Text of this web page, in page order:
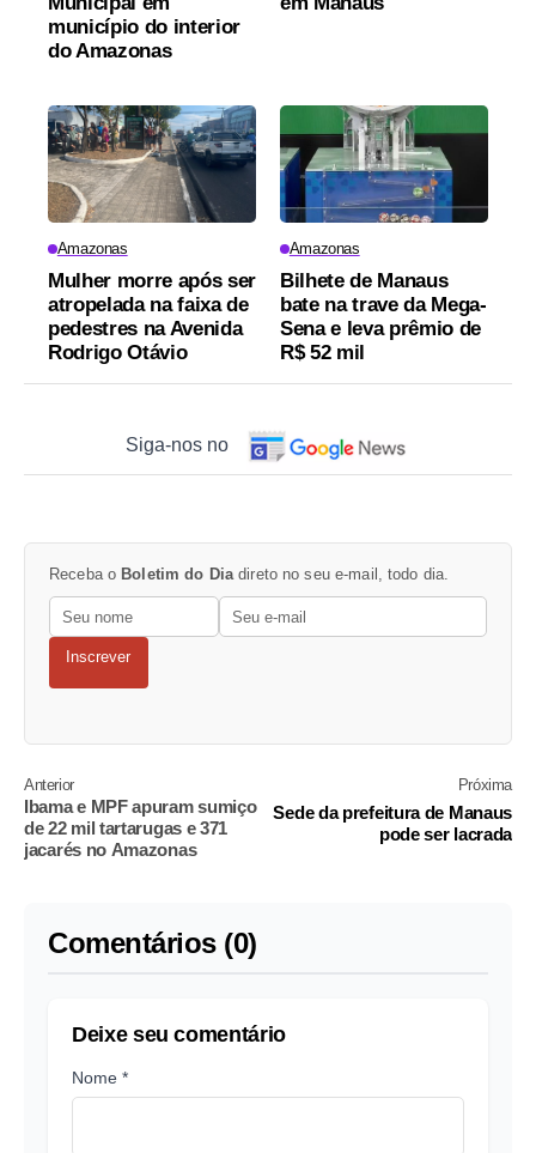
município do interior
do Amazonas
Amazonas
Mulher morre após ser
atropelada na faixa de
pedestres na Avenida
Rodrigo Otávio
Amazonas
Bilhete de Manaus
bate na trave da Mega-
Sena e leva prêmio de
R$ 52 mil
Siga-nos no
Receba o Boletim do Dia direto no seu e-mail, todo dia.
Inscrever
Anterior
Ibama e MPF apuram sumiço
de 22 mil tartarugas e 371
jacarés no Amazonas
Próxima
Sede da prefeitura de Manaus
pode ser lacrada
Comentários (0)
Deixe seu comentário
Nome *